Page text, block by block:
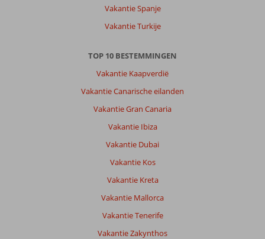
Vakantie Spanje
Vakantie Turkije
TOP 10 BESTEMMINGEN
Vakantie Kaapverdië
Vakantie Canarische eilanden
Vakantie Gran Canaria
Vakantie Ibiza
Vakantie Dubai
Vakantie Kos
Vakantie Kreta
Vakantie Mallorca
Vakantie Tenerife
Vakantie Zakynthos